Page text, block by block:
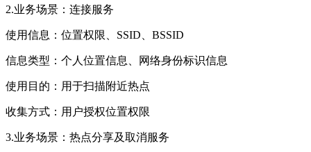
2.业务场景：连接服务
使用信息：位置权限、SSID、BSSID
信息类型：个人位置信息、网络身份标识信息
使用目的：用于扫描附近热点
收集方式：用户授权位置权限
3.业务场景：热点分享及取消服务